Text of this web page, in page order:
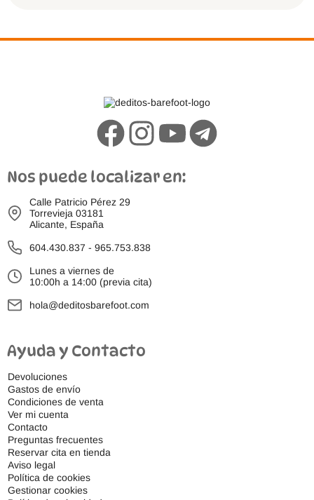
Nos puede localizar en:
Calle Patricio Pérez 29
Torrevieja 03181
Alicante, España
604.430.837 - 965.753.838
Lunes a viernes de
10:00h a 14:00 (previa cita)
hola@deditosbarefoot.com
Ayuda y Contacto
Devoluciones
Gastos de envío
Condiciones de venta
Ver mi cuenta
Contacto
Preguntas frecuentes
Reservar cita en tienda
Aviso legal
Política de cookies
Gestionar cookies